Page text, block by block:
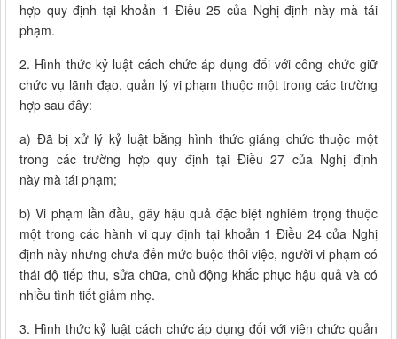
hợp quy định tại khoản 1 Điều 25 của Nghị định này mà tái
phạm.
2. Hình thức kỷ luật cách chức áp dụng đối với công chức giữ
chức vụ lãnh đạo, quản lý vi phạm thuộc một trong các trường
hợp sau đây:
a) Đã bị xử lý kỷ luật bằng hình thức giáng chức thuộc một
trong các trường hợp quy định tại Điều 27 của Nghị định
này mà tái phạm;
b) Vi phạm lần đầu, gây hậu quả đặc biệt nghiêm trọng thuộc
một trong các hành vi quy định tại khoản 1 Điều 24 của Nghị
định này nhưng chưa đến mức buộc thôi việc, người vi phạm có
thái độ tiếp thu, sửa chữa, chủ động khắc phục hậu quả và có
nhiều tình tiết giảm nhẹ.
3. Hình thức kỷ luật cách chức áp dụng đối với viên chức quản